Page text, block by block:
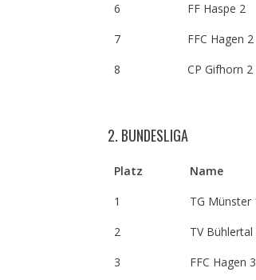
6
FF Haspe 2
7
FFC Hagen 2
8
CP Gifhorn 2
2. BUNDESLIGA
Platz Name
1
TG Münster
2
TV Bühlertal
3
FFC Hagen 3